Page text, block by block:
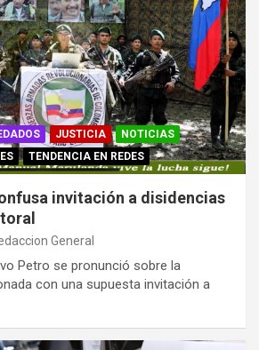
JUSTICIA
NOTICIAS
TENDENCIA EN REDES
invitación a disidencias
General
Petro se pronunció sobre la
con una supuesta invitación a